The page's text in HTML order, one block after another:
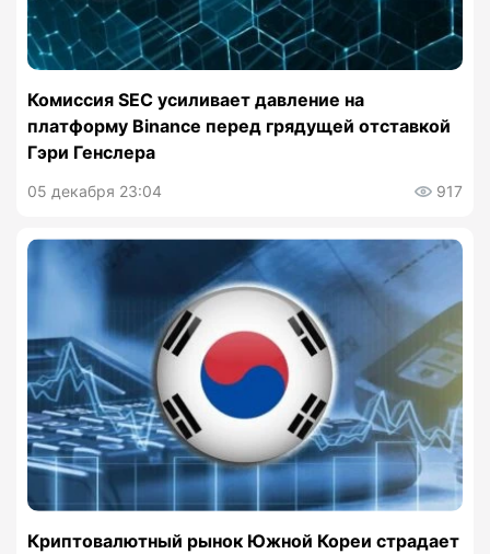
Комиссия SEC усиливает давление на
платформу Binance перед грядущей отставкой
Гэри Генслера
05 декабря 23:04 917
Криптовалютный рынок Южной Кореи страдает